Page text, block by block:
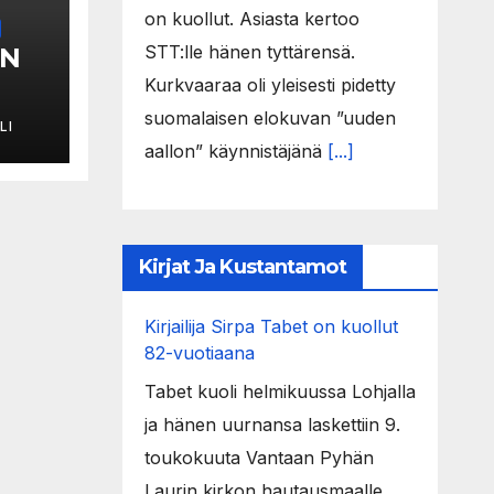
on kuollut. Asiasta kertoo
STT:lle hänen tyttärensä.
Kurkvaaraa oli yleisesti pidetty
suomalaisen elokuvan ”uuden
aallon” käynnistäjänä [...]
Kirjat Ja Kustantamot
Kirjailija Sirpa Tabet on kuollut
82-vuotiaana
Tabet kuoli helmikuussa Lohjalla
ja hänen uurnansa laskettiin 9.
toukokuuta Vantaan Pyhän